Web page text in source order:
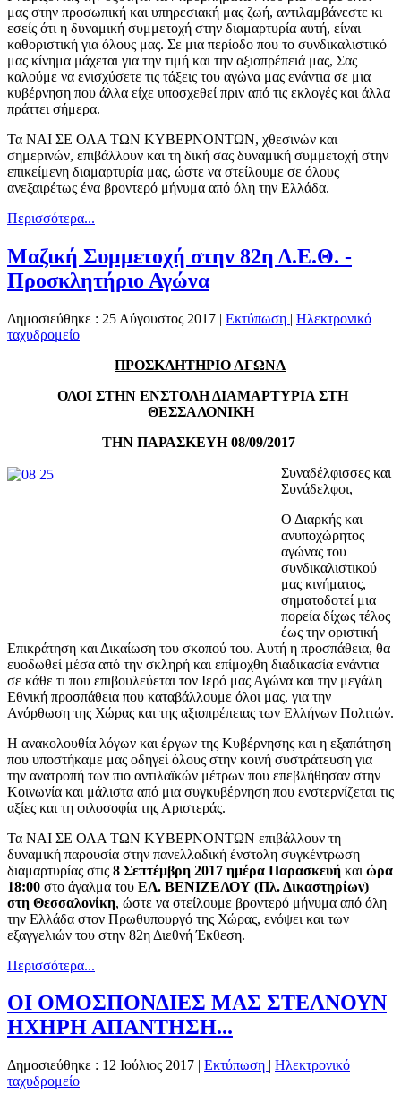
μας στην προσωπική και υπηρεσιακή μας ζωή, αντιλαμβάνεστε κι
εσείς ότι η δυναμική συμμετοχή στην διαμαρτυρία αυτή, είναι
καθοριστική για όλους μας. Σε μια περίοδο που το συνδικαλιστικό
μας κίνημα μάχεται για την τιμή και την αξιοπρέπειά μας, Σας
καλούμε να ενισχύσετε τις τάξεις του αγώνα μας ενάντια σε μια
κυβέρνηση που άλλα είχε υποσχεθεί πριν από τις εκλογές και άλλα
πράττει σήμερα.
Τα ΝΑΙ ΣΕ ΟΛΑ ΤΩΝ ΚΥΒΕΡΝΟΝΤΩΝ, χθεσινών και
σημερινών, επιβάλλουν και τη δική σας δυναμική συμμετοχή στην
επικείμενη διαμαρτυρία μας, ώστε να στείλουμε σε όλους
ανεξαιρέτως ένα βροντερό μήνυμα από όλη την Ελλάδα.
Περισσότερα...
Μαζική Συμμετοχή στην 82η Δ.Ε.Θ. -
Προσκλητήριο Αγώνα
Δημοσιεύθηκε : 25 Αύγουστος 2017 | Εκτύπωση | Ηλεκτρονικό
ταχυδρομείο
ΠΡΟΣΚΛΗΤΗΡΙΟ ΑΓΩΝΑ
ΟΛΟΙ ΣΤΗΝ ΕΝΣΤΟΛΗ ΔΙΑΜΑΡΤΥΡΙΑ ΣΤΗ
ΘΕΣΣΑΛΟΝΙΚΗ
ΤΗΝ ΠΑΡΑΣΚΕΥΗ 08/09/2017
Συναδέλφισσες και
Συνάδελφοι,
Ο Διαρκής και
ανυποχώρητος
αγώνας του
συνδικαλιστικού
μας κινήματος,
σηματοδοτεί μια
πορεία δίχως τέλος
έως την οριστική
Επικράτηση και Δικαίωση του σκοπού του. Αυτή η προσπάθεια, θα
ευοδωθεί μέσα από την σκληρή και επίμοχθη διαδικασία ενάντια
σε κάθε τι που επιβουλεύεται τον Ιερό μας Αγώνα και την μεγάλη
Εθνική προσπάθεια που καταβάλλουμε όλοι μας, για την
Ανόρθωση της Χώρας και της αξιοπρέπειας των Ελλήνων Πολιτών.
Η ανακολουθία λόγων και έργων της Κυβέρνησης και η εξαπάτηση
που υποστήκαμε μας οδηγεί όλους στην κοινή συστράτευση για
την ανατροπή των πιο αντιλαϊκών μέτρων που επεβλήθησαν στην
Κοινωνία και μάλιστα από μια συγκυβέρνηση που ενστερνίζεται τις
αξίες και τη φιλοσοφία της Αριστεράς.
Τα ΝΑΙ ΣΕ ΟΛΑ ΤΩΝ ΚΥΒΕΡΝΟΝΤΩΝ επιβάλλουν τη
δυναμική παρουσία στην πανελλαδική ένστολη συγκέντρωση
διαμαρτυρίας στις 8 Σεπτέμβρη 2017 ημέρα Παρασκευή και ώρα
18:00 στο άγαλμα του ΕΛ. ΒΕΝΙΖΕΛΟΥ (Πλ. Δικαστηρίων)
στη Θεσσαλονίκη, ώστε να στείλουμε βροντερό μήνυμα από όλη
την Ελλάδα στον Πρωθυπουργό της Χώρας, ενόψει και των
εξαγγελιών του στην 82η Διεθνή Έκθεση.
Περισσότερα...
ΟΙ ΟΜΟΣΠΟΝΔΙΕΣ ΜΑΣ ΣΤΕΛΝΟΥΝ
ΗΧΗΡΗ ΑΠΑΝΤΗΣΗ...
Δημοσιεύθηκε : 12 Ιούλιος 2017 | Εκτύπωση | Ηλεκτρονικό
ταχυδρομείο